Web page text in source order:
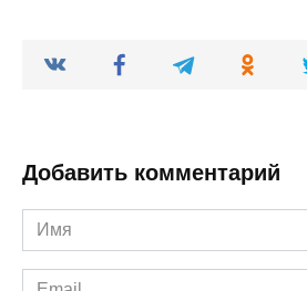
Добавить комментарий
Имя
*
Email